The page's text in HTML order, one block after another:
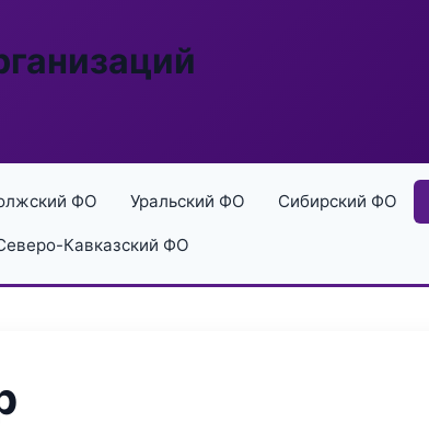
ФО Уральский ФО Сибирский ФО
Кавказский ФО